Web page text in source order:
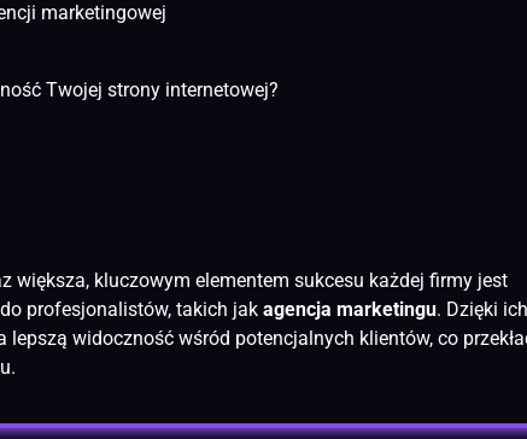
marketingowej
Twojej strony internetowej?
większa, kluczowym elementem sukcesu każdej firmy jest
profesjonalistów, takich jak agencja marketingu. Dzięki ich
widoczność wśród potencjalnych klientów, co